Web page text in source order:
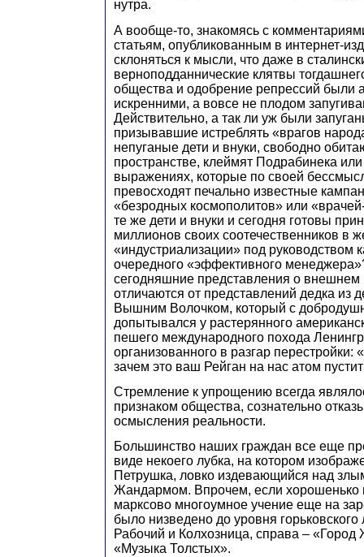
нутра.
А вообще-то, знакомясь с
статьям, опубликованным в интернет-
склоняться к мысли, что даже в
верноподданнические клятвы
общества и одобрение репрессий были
искренними, а вовсе не плодом
Действительно, а так ли уж были
призывавшие истреблять «врагов
непуганые дети и внуки, свободно
пространстве, клеймят Подрабинека
выражениях, которые по своей
превосходят печально известные
«безродных космополитов» или
те же дети и внуки и сегодня готовы
миллионов своих соотечественников в
«индустриализации» под руководством
очередного «эффективного
сегодняшние представления о
отличаются от представлений дедка из
Вышним Волочком, который с
допытывался у растерянного
пешего международного похода
организованного в разгар перестройки:
зачем это ваш Рейган на нас атом
Стремление к упрощению всегда
признаком общества, сознательно
осмысления реальности.
Большинство наших граждан все еще
виде некоего лубка, на котором
Петрушка, ловко издевающийся над
Жандармом. Впрочем, если хорошенько
марксово многоумное учение еще на
было низведено до уровня горьковского
Рабочий и Колхозница, справа – «Город
«Музыка Толстых».